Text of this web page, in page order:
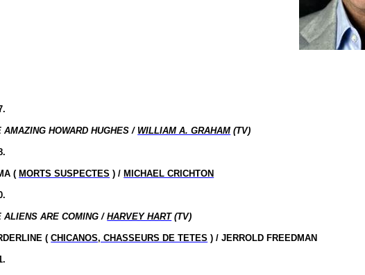
AMAZING HOWARD HUGHES / WILLIAM A. GRAHAM (TV)
( MORTS SUSPECTES ) / MICHAEL CRICHTON
ALIENS ARE COMING /HARVEY HART(TV)
(CHICANOS, CHASSEURS DE TETES ) / JERROLD FREEDMAN